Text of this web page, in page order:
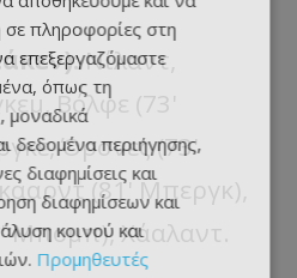
Νίλαντ,
Βόλφε (73'
Όρσνες (73'
(81' Μπεργκ),
Μπομπ), Χάαλαντ.
πληροφορίες στη
επεξεργαζόμαστε
όπως τη
μοναδικά
δεδομένα περιήγησης,
διαφημίσεις και
διαφημίσεων και
κοινού και
Προμηθευτές